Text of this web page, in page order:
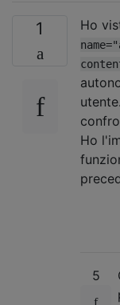
1 Ho
Ho
5